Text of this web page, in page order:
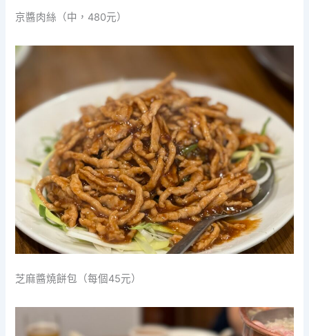
京醬肉絲（中，480元）
芝麻醬燒餅包（每個45元）